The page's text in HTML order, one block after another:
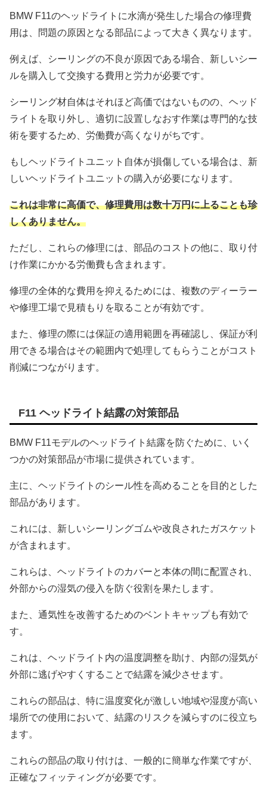
BMW F11のヘッドライトに水滴が発生した場合の修理費
用は、問題の原因となる部品によって大きく異なります。
例えば、シーリングの不良が原因である場合、新しいシー
ルを購入して交換する費用と労力が必要です。
シーリング材自体はそれほど高価ではないものの、ヘッド
ライトを取り外し、適切に設置しなおす作業は専門的な技
術を要するため、労働費が高くなりがちです。
もしヘッドライトユニット自体が損傷している場合は、新
しいヘッドライトユニットの購入が必要になります。
これは非常に高価で、修理費用は数十万円に上ることも珍
しくありません。
ただし、これらの修理には、部品のコストの他に、取り付
け作業にかかる労働費も含まれます。
修理の全体的な費用を抑えるためには、複数のディーラー
や修理工場で見積もりを取ることが有効です。
また、修理の際には保証の適用範囲を再確認し、保証が利
用できる場合はその範囲内で処理してもらうことがコスト
削減につながります。
F11 ヘッドライト結露の対策部品
BMW F11モデルのヘッドライト結露を防ぐために、いく
つかの対策部品が市場に提供されています。
主に、ヘッドライトのシール性を高めることを目的とした
部品があります。
これには、新しいシーリングゴムや改良されたガスケット
が含まれます。
これらは、ヘッドライトのカバーと本体の間に配置され、
外部からの湿気の侵入を防ぐ役割を果たします。
また、通気性を改善するためのベントキャップも有効で
す。
これは、ヘッドライト内の温度調整を助け、内部の湿気が
外部に逃げやすくすることで結露を減少させます。
これらの部品は、特に温度変化が激しい地域や湿度が高い
場所での使用において、結露のリスクを減らすのに役立ち
ます。
これらの部品の取り付けは、一般的に簡単な作業ですが、
正確なフィッティングが必要です。